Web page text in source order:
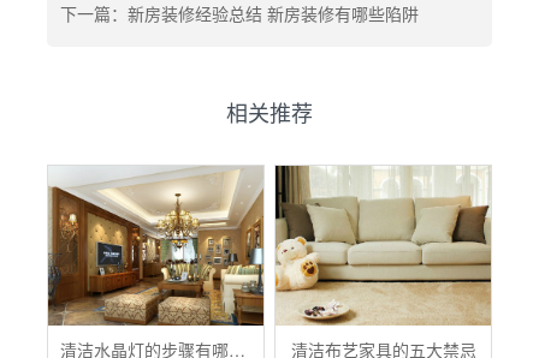
下一篇：新房装修经验总结 新房装修有哪些陷阱
相关推荐
清洁水晶灯的步骤有哪些？ 清洁布艺家具的五大禁忌